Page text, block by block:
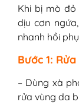
Khi bị mò đỏ
dịu cơn
nhanh hồi
Bước 1:
– Dùng xà
rửa vùng da